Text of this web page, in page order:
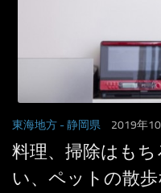
東海地方 - 静岡県 2019年
料理、掃除はも
い、ペットの散